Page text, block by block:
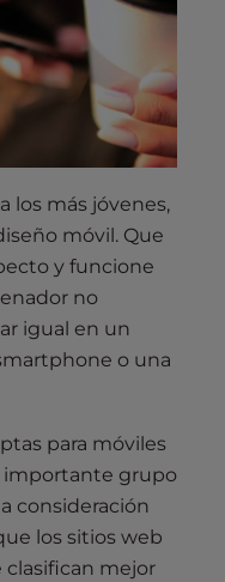
los más jóvenes,
móvil. Que
y funcione
no
igual en un
o una
para móviles
importante grupo
consideración
los sitios web
mejor